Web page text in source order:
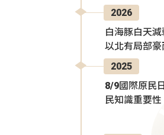
2026
白海豚白天
以北有局部豪
2025
8/9國際原民
民知識重要性